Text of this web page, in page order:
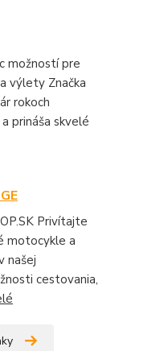
možností pre
výlety Značka
rokoch
prináša skvelé
Privítajte
motocykle a
našej
cestovania,